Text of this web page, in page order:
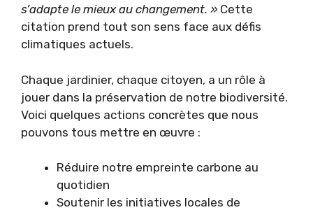
s’adapte le mieux au changement. » Cette
citation prend tout son sens face aux défis
climatiques actuels.
Chaque jardinier, chaque citoyen, a un rôle à
jouer dans la préservation de notre biodiversité.
Voici quelques actions concrètes que nous
pouvons tous mettre en œuvre :
Réduire notre empreinte carbone au
quotidien
Soutenir les initiatives locales de